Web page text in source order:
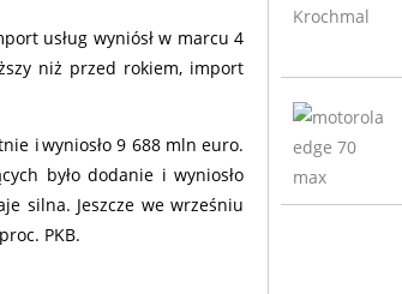
usług wyniósł w marcu 4
niż przed rokiem, import
i wyniosło 9 688 mln euro.
było dodanie i wyniosło
silna. Jeszcze we wrześniu
PKB.